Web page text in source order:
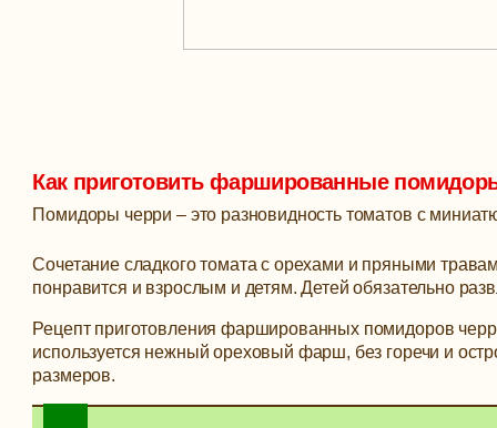
Как приготовить фаршированные
Помидоры черри – это разновидность томатов с
Сочетание сладкого томата с орехами и пряными
понравится и взрослым и детям. Детей обязательно
Рецепт приготовления фаршированных помидоров
используется нежный ореховый фарш, без горечи и
размеров.